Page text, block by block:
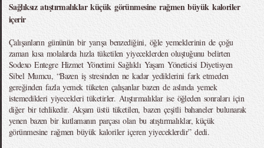
Sağlıksız atıştırmalıklar küçük görünmesine rağmen büyük kaloriler
içerir
Çalışanların gününün bir yarışa benzediğini, öğle yemeklerinin de çoğu
zaman kısa molalarda hızla tüketilen yiyeceklerden oluştuğunu belirten
Sodexo Entegre Hizmet Yönetimi Sağlıklı Yaşam Yöneticisi Diyetisyen
Sibel Mumcu, “Bazen iş stresinden ne kadar yediklerini fark etmeden
gereğinden fazla yemek tüketen çalışanlar bazen de aslında yemek
istemedikleri yiyecekleri tüketirler. Atıştırmalıklar ise öğleden sonraları için
diğer bir tehlikedir. Akşam üstü tüketilen, bazen çeşitli bahaneler bulunarak
yenen bazen bir kutlamanın parçası olan bu atıştırmalıklar, küçük
görünmesine rağmen büyük kaloriler içeren yiyeceklerdir” dedi.